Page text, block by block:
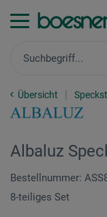
Übersicht
Albaluz
Bestellnummer:
8-teiliges Set